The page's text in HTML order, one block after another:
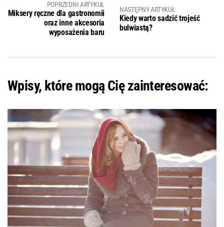
POPRZEDNI ARTYKUŁ
Miksery ręczne dla gastronomii
oraz inne akcesoria
wyposażenia baru
NASTĘPNY ARTYKUŁ
Kiedy warto sadzić trojeść
bulwiastą?
Wpisy, które mogą Cię zainteresować: